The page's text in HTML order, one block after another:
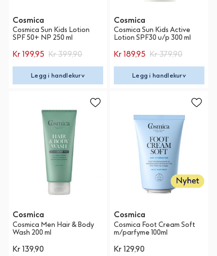
Cosmica
Cosmica Sun Kids Lotion
SPF 50+ NP 250 ml
Kr 199,95 Kr 399,90
Legg i handlekurv
Cosmica
Cosmica Sun Kids Active
Lotion SPF30 u/p 300 ml
Kr 189,95 Kr 379,90
Legg i handlekurv
Cosmica
Cosmica Men Hair & Body
Wash 200 ml
Kr 139,90
Cosmica
Cosmica Foot Cream Soft
m/parfyme 100ml
Kr 129,90